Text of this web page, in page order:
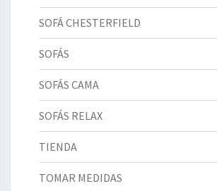
SOFÁ CHESTERFIELD
SOFÁS
SOFÁS CAMA
SOFÁS RELAX
TIENDA
TOMAR MEDIDAS